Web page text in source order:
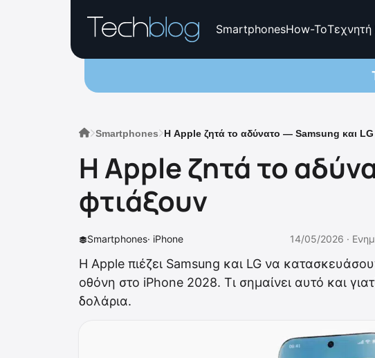
SmartphonesHow-To
Smartphones Η Apple ζητά το αδύνατο — Samsung και LG
Η Apple ζητά το
φτιάξουν
Smartphones· iPhone 14/05/2026 ·
Η Apple πιέζει Samsung και LG να
οθόνη στο iPhone 2028. Τι σημαίνει αυτό και
δολάρια.